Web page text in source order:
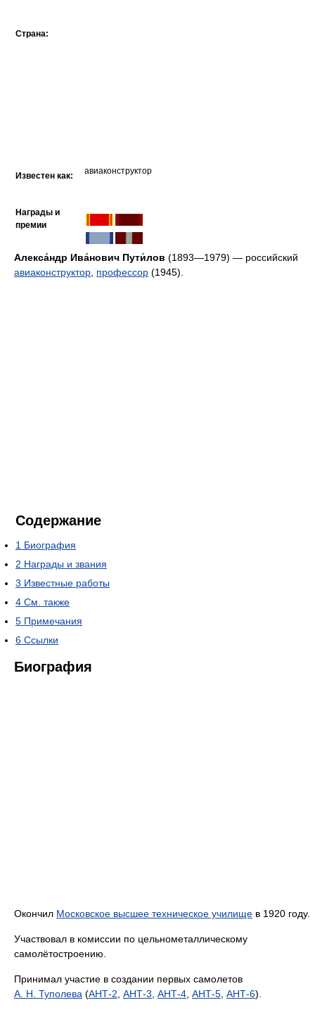
Страна:
Известен как: авиаконструктор
Награды и
премии
Алекса́ндр Ива́нович Пути́лов (1893—1979) — российский
авиаконструктор профессор (1945).
Содержание
1 Биография
2 Награды и звания
3 Известные работы
4 См. также
5 Примечания
6 Ссылки
Биография
Окончил Московское высшее техническое училище в 1920 году.
Участвовал в комиссии по цельнометаллическому
самолётостроению.
Принимал участие в создании первых самолетов
А. Н. Туполева (АНТ-2 АНТ-3 АНТ-4 АНТ-5 АНТ-6).